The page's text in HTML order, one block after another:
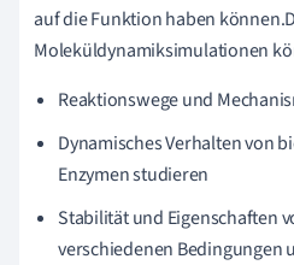
auf die Funktion haben
Moleküldynamiksimulationen
Reaktionswege und
Dynamisches Verhalten von
Enzymen studieren
Stabilität und Eigenschaften
verschiedenen Bedingungen